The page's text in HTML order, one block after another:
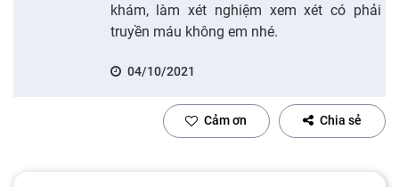
khám, làm xét nghiệm xem xét có phải
truyền máu không em nhé.
04/10/2021
Cảm ơn Chia sẻ